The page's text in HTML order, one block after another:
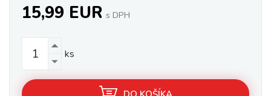
15,99 EUR s DPH
ks